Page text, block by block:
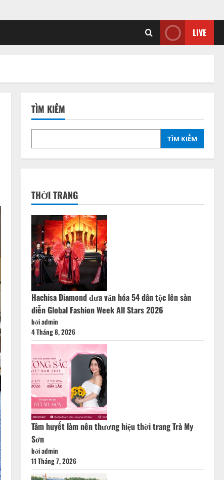
LIVE
TÌM KIẾM
TÌM KIẾM
THỜI TRANG
Hachisa Diamond đưa văn hóa 54 dân tộc lên sàn
diễn Global Fashion Week All Stars 2026
bởi admin
4 Tháng 8, 2026
Tâm huyết làm nên thương hiệu thời trang Trà My
Sơn
bởi admin
11 Tháng 7, 2026